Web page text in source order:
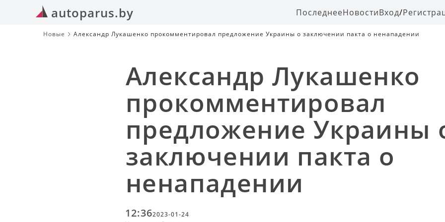
autoparus.by ПоследнееНовостиВход/
Новые Александр Лукашенко прокомментировал предложение Украины о заключении пакта о ненападении
Александр Лукашенко
прокомментировал
предложение Украины
заключении пакта о
ненападении
12:362023-01-24